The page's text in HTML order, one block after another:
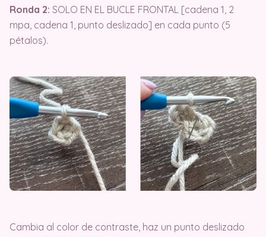
Ronda 2: SOLO EN EL BUCLE FRONTAL [cadena 1, 2
mpa, cadena 1, punto deslizado] en cada punto (5
pétalos).
Cambia al color de contraste, haz un punto deslizado